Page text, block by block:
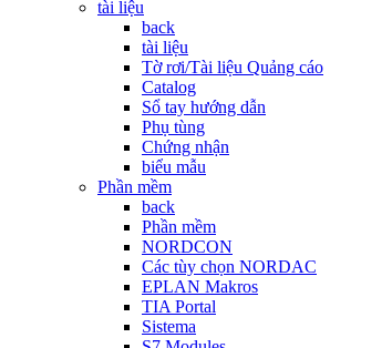
tài liệu
back
tài liệu
Tờ rơi/Tài liệu Quảng cáo
Catalog
Sổ tay hướng dẫn
Phụ tùng
Chứng nhận
biểu mẫu
Phần mềm
back
Phần mềm
NORDCON
Các tùy chọn NORDAC
EPLAN Makros
TIA Portal
Sistema